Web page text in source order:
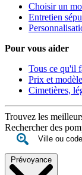
Choisir un
Entretien
Pour vous aider
Tous ce qu'il
Prix et
Cimetières,
Trouvez les
Rechercher des
Prévoyance